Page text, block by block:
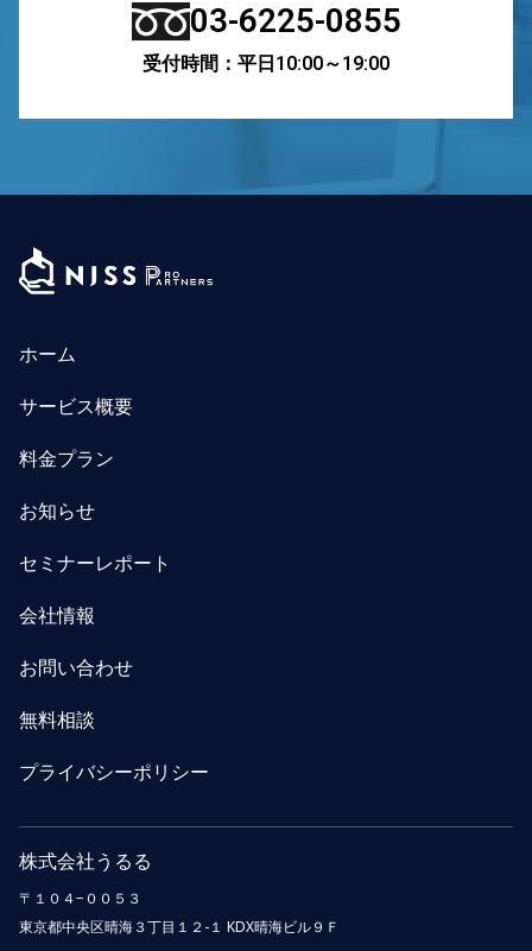
03-6225-0855
受付時間：平日10:00～19:00
株式会社うるる
〒１０４−００５３
東京都中央区晴海３丁目１２-１ KDX晴海ビル９Ｆ
ホーム
サービス概要
料金プラン
お知らせ
セミナーレポート
会社情報
お問い合わせ
無料相談
プライバシーポリシー